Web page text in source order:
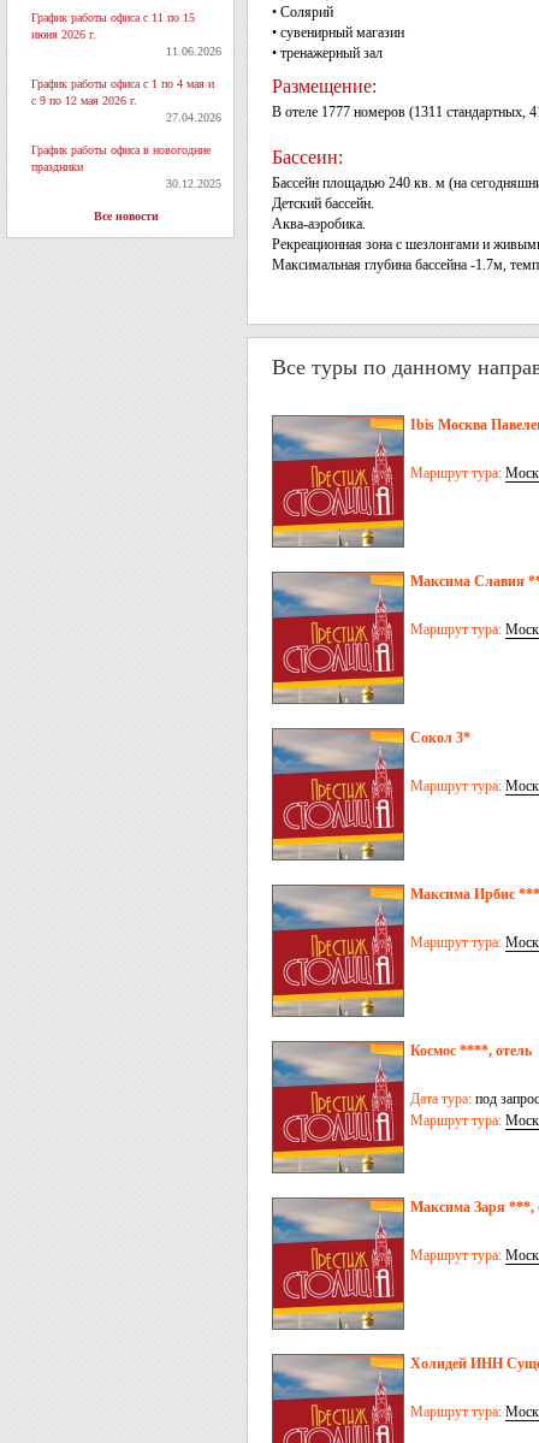
График работы офиса с 11 по 15
июня 2026 г.
11.06.2026
График работы офиса с 1 по 4 мая и
с 9 по 12 мая 2026 г.
27.04.2026
График работы офиса в новогодние
праздники
30.12.2025
Все новости
• Солярий
• сувенирный магазин
• тренажерный зал
Размещение:
В отеле 1777 номеров (1311 стандартных,
Бассеин:
Бассейн площадью 240 кв. м (на
Детский бассейн.
Аква-аэробика.
Рекреационная зона с шезлонгами и
Максимальная глубина бассейна -1.7м,
Все туры по данному
Ibis Москва
Маршрут тура:
Максима Славия
Маршрут тура:
Сокол 3*
Маршрут тура:
Максима Ирбис
Маршрут тура:
Космос ****, отель
Дата тура: под запрос
Маршрут тура:
Максима Заря ***,
Маршрут тура:
Холидей ИНН
Маршрут тура: